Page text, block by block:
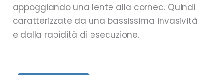
appoggiando una lente alla cornea. Quindi
caratterizzate da una bassissima invasività
e dalla rapidità di esecuzione.